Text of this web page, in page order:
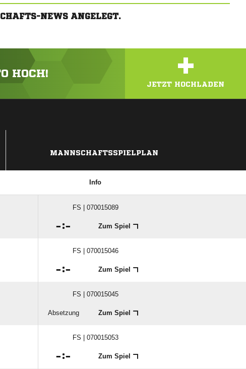
NEWS ANGELEGT.
HOCH! +
JETZT HOCHLADEN
MANNSCHAFTSSPIELPLAN
Info
FS | 070015089
: Zum Spiel
FS | 070015046
: Zum Spiel
FS | 070015045
Absetzung Zum Spiel
FS | 070015053
: Zum Spiel